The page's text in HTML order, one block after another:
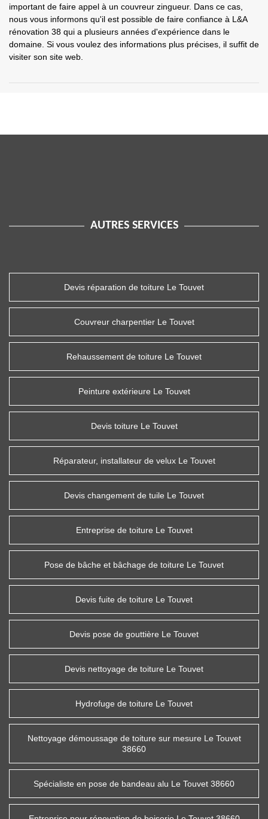
important de faire appel à un couvreur zingueur. Dans ce cas,
nous vous informons qu'il est possible de faire confiance à L&A
rénovation 38 qui a plusieurs années d'expérience dans le
domaine. Si vous voulez des informations plus précises, il suffit de
visiter son site web.
AUTRES SERVICES
Devis réparation de toiture Le Touvet
Couvreur charpentier Le Touvet
Rehaussement de toiture Le Touvet
Peinture extérieure Le Touvet
Devis toiture Le Touvet
Réparateur, installateur de velux Le Touvet
Devis changement de tuile Le Touvet
Entreprise de toiture Le Touvet
Pose de bâche et bâchage de toiture Le Touvet
Devis fuite de toiture Le Touvet
Devis pose de gouttière Le Touvet
Devis nettoyage de toiture Le Touvet
Hydrofuge de toiture Le Touvet
Nettoyage démoussage de toiture sur mesure Le Touvet
38660
Spécialiste en pose de bandeau alu Le Touvet 38660